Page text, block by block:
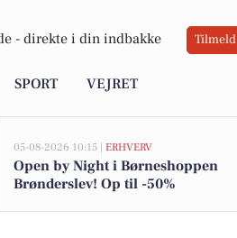
- direkte i din indbakke Tilmeld
SPORT VEJRET
05-08-2026 10:15 | ERHVERV
Open by Night i Børneshoppen
Brønderslev! Op til -50%